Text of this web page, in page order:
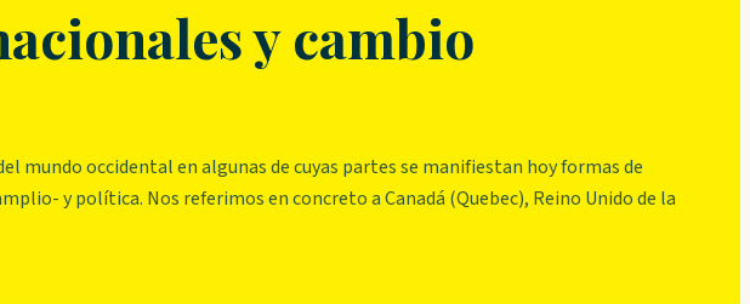
y cambio
mundo occidental en algunas de cuyas partes se manifiestan hoy formas de
y política. Nos referimos en concreto a Canadá (Quebec), Reino Unido de la